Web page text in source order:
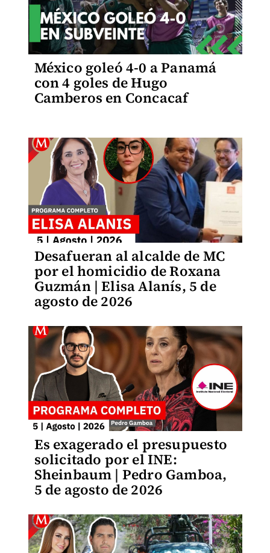
México goleó 4-0 a Panamá
con 4 goles de Hugo
Camberos en Concacaf
Desafueran al alcalde de MC
por el homicidio de Roxana
Guzmán | Elisa Alanís, 5 de
agosto de 2026
Es exagerado el presupuesto
solicitado por el INE:
Sheinbaum | Pedro Gamboa,
5 de agosto de 2026